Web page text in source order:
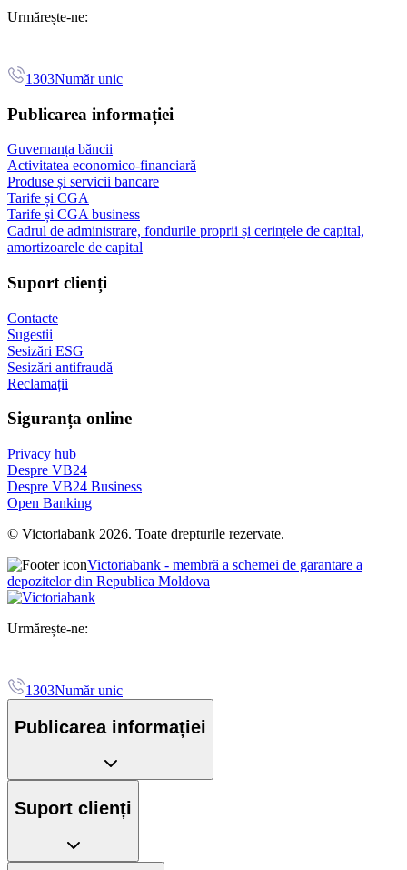
Urmărește-ne:
1303Număr unic
Publicarea informației
Guvernanța băncii
Activitatea economico-financiară
Produse și servicii bancare
Tarife și CGA
Tarife și CGA business
Cadrul de administrare, fondurile proprii și cerințele de capital,
amortizoarele de capital
Suport clienți
Contacte
Sugestii
Sesizări ESG
Sesizări antifraudă
Reclamații
Siguranța online
Privacy hub
Despre VB24
Despre VB24 Business
Open Banking
© Victoriabank 2026. Toate drepturile rezervate.
Victoriabank - membră a schemei de garantare a
depozitelor din Republica Moldova
Urmărește-ne:
1303Număr unic
Publicarea informației
Suport clienți